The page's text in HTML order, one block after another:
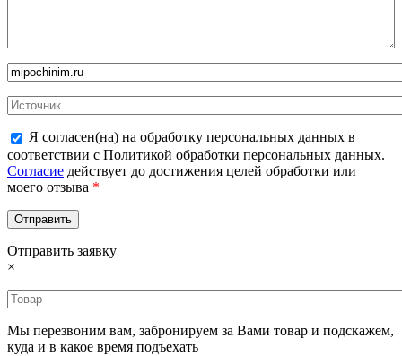
Я согласен(на) на обработку персональных данных в
соответствии с Политикой обработки персональных данных.
Согласие действует до достижения целей обработки или
моего отзыва *
Отправить заявку
×
Мы перезвоним вам, забронируем за Вами товар и подскажем,
куда и в какое время подъехать